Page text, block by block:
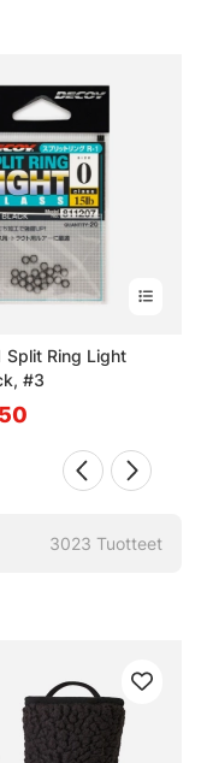
Split Ring Light
#3
3023 Tuotteet